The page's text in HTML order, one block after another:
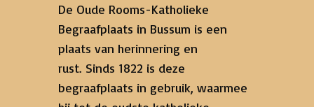
De Oude Rooms-Katholieke
Begraafplaats in Bussum is een
plaats van herinnering en
rust. Sinds 1822 is deze
begraafplaats in gebruik, waarmee